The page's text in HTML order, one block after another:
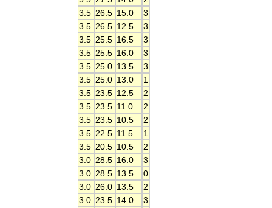
3.5 26.5 15.0
3
3.5 26.5 12.5
3
3.5 25.5 16.5
3
3.5 25.5 16.0
3
3.5 25.0 13.5
3
3.5 25.0 13.0
1
3.5 23.5 12.5
2
3.5 23.5 11.0
2
3.5 23.5 10.5
2
3.5 22.5 11.5
1
3.5 20.5 10.5
2
3.0 28.5 16.0
3
3.0 28.5 13.5
0
3.0 26.0 13.5
2
3.0 23.5 14.0
3